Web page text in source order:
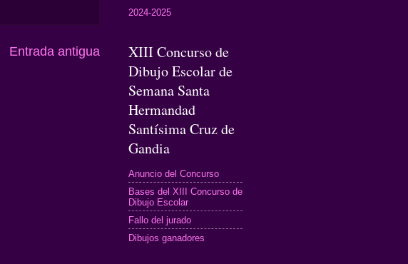
Entrada antigua
2024-2025
XIII Concurso de
Dibujo Escolar de
Semana Santa
Hermandad
Santísima Cruz de
Gandia
Anuncio del Concurso
Bases del XIII Concurso de
Dibujo Escolar
Fallo del jurado
Dibujos ganadores